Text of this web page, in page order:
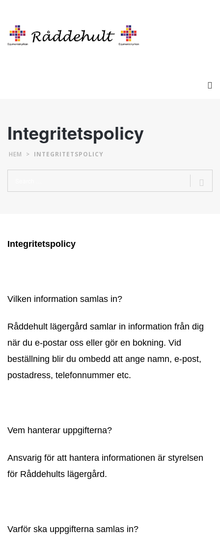
Integritetspolicy
HEM > INTEGRITETSPOLICY
Integritetspolicy
Vilken information samlas in?
Råddehult lägergård samlar in information från dig
när du e-postar oss eller gör en bokning. Vid
beställning blir du ombedd att ange namn, e-post,
postadress, telefonnummer etc.
Vem hanterar uppgifterna?
Ansvarig för att hantera informationen är styrelsen
för Råddehults lägergård.
Varför ska uppgifterna samlas in?